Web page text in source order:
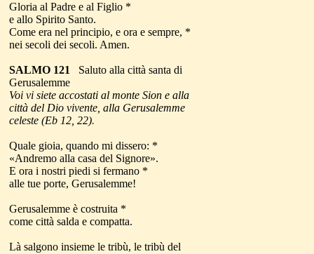
Gloria al Padre e al Figlio *
e allo Spirito Santo.
Come era nel principio, e ora e sempre, *
nei secoli dei secoli. Amen.
SALMO 121
Saluto alla città santa di
Gerusalemme
Voi vi siete accostati al monte Sion e alla
città del Dio vivente, alla Gerusalemme
celeste (Eb 12, 22).
Quale gioia, quando mi dissero: *
«Andremo alla casa del Signore».
E ora i nostri piedi si fermano *
alle tue porte, Gerusalemme!
Gerusalemme è costruita *
come città salda e compatta.
Là salgono insieme le tribù, le tribù del